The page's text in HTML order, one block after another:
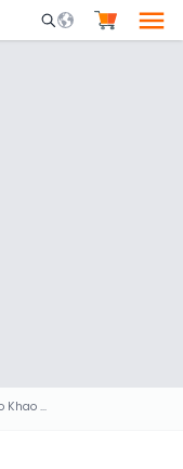
Mobile Search
Zoo Abierto Khao Kheow